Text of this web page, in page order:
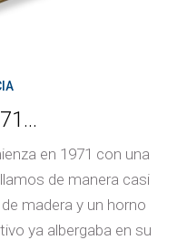
en 1971 con una
de manera casi
madera y un horno
ya albergaba en su